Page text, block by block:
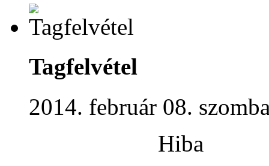
Tagfelvétel
2014. február 08.
Hiba